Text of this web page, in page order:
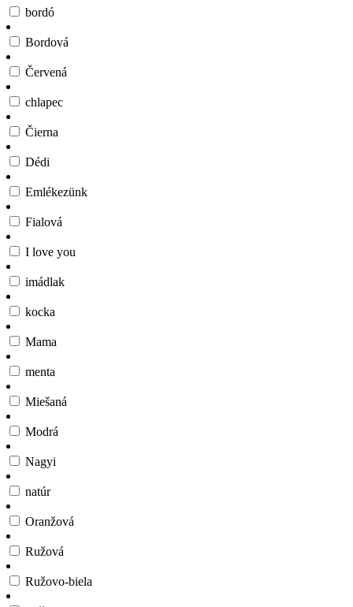
bordó
Bordová
Červená
chlapec
Čierna
Dédi
Emlékezünk
Fialová
I love you
imádlak
kocka
Mama
menta
Miešaná
Modrá
Nagyi
natúr
Oranžová
Ružová
Ružovo-biela